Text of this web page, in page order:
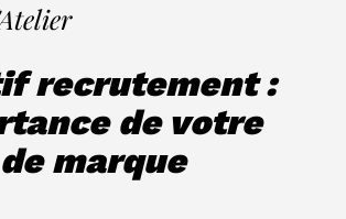
recrutement :
de votre
marque